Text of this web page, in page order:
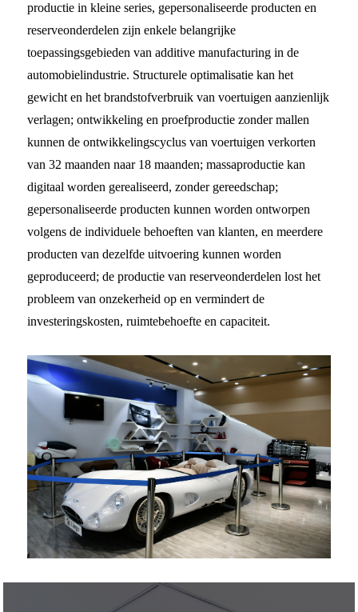
productie in kleine series, gepersonaliseerde producten en
reserveonderdelen zijn enkele belangrijke
toepassingsgebieden van additive manufacturing in de
automobielindustrie. Structurele optimalisatie kan het
gewicht en het brandstofverbruik van voertuigen aanzienlijk
verlagen; ontwikkeling en proefproductie zonder mallen
kunnen de ontwikkelingscyclus van voertuigen verkorten
van 32 maanden naar 18 maanden; massaproductie kan
digitaal worden gerealiseerd, zonder gereedschap;
gepersonaliseerde producten kunnen worden ontworpen
volgens de individuele behoeften van klanten, en meerdere
producten van dezelfde uitvoering kunnen worden
geproduceerd; de productie van reserveonderdelen lost het
probleem van onzekerheid op en vermindert de
investeringskosten, ruimtebehoefte en capaciteit.